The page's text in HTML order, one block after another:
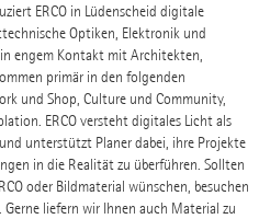
ERCO in Lüdenscheid digitale
Optiken, Elektronik und
engem Kontakt mit Architekten,
primär in den folgenden
und Shop, Culture und Community,
ERCO versteht digitales Licht als
unterstützt Planer dabei, ihre Projekte
in die Realität zu überführen. Sollten
oder Bildmaterial wünschen, besuchen
Gerne liefern wir Ihnen auch Material zu